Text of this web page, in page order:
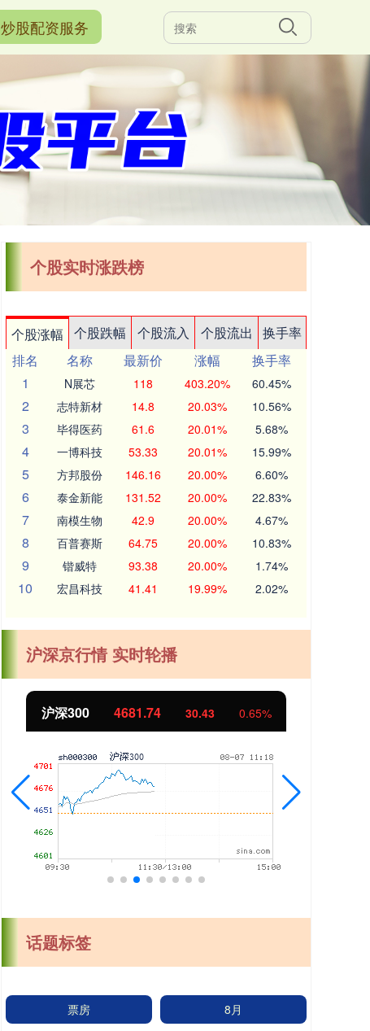
炒股配资服务
个股实时涨跌榜
个股涨幅 个股跌幅 个股流入 个股流出
换手率
排名
名称 最新价 涨幅
换手率
1
N展芯 118 403.20% 60.45%
2 志特新材 14.8 20.03% 10.56%
3 毕得医药 61.6 20.01% 5.68%
4 一博科技 53.33 20.01% 15.99%
5 方邦股份 146.16 20.00% 6.60%
6 泰金新能 131.52 20.00% 22.83%
7 南模生物 42.9 20.00% 4.67%
8 百普赛斯 64.75 20.00% 10.83%
9 锴威特 93.38 20.00% 1.74%
10 宏昌科技 41.41 19.99% 2.02%
沪深京行情 实时轮播
北证50 1126.55 3.67 0.33%
话题标签
票房 8月